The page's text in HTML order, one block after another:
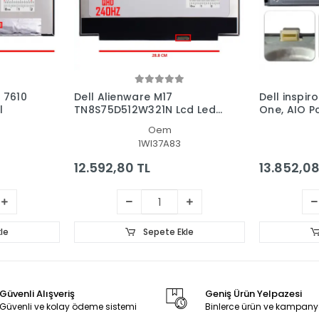
7610
Dell Alienware M17
TN8S75D512W321N Lcd Led
Oem
1WI37A83
12.592,80 TL
Sepete Ekle
Dell
One, AIO
Güvenli Alışveriş
Güvenli ve kolay ödeme sistemi
Geniş Ürün Yelpazesi
Binlerce ürün ve